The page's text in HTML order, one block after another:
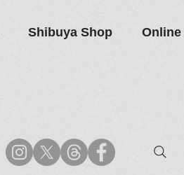
Shibuya Shop Online